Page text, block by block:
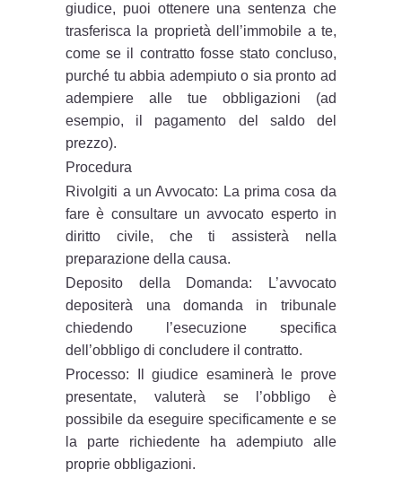
giudice, puoi ottenere una sentenza che
trasferisca la proprietà dell’immobile a te,
come se il contratto fosse stato concluso,
purché tu abbia adempiuto o sia pronto ad
adempiere alle tue obbligazioni (ad
esempio, il pagamento del saldo del
prezzo).
Procedura
Rivolgiti a un Avvocato: La prima cosa da
fare è consultare un avvocato esperto in
diritto civile, che ti assisterà nella
preparazione della causa.
Deposito della Domanda: L’avvocato
depositerà una domanda in tribunale
chiedendo l’esecuzione specifica
dell’obbligo di concludere il contratto.
Processo: Il giudice esaminerà le prove
presentate, valuterà se l’obbligo è
possibile da eseguire specificamente e se
la parte richiedente ha adempiuto alle
proprie obbligazioni.